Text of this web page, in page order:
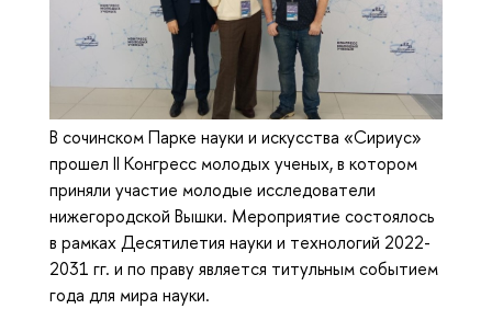
В сочинском Парке науки и искусства «Сириус»
прошел II Конгресс молодых ученых, в котором
приняли участие молодые исследователи
нижегородской Вышки. Мероприятие состоялось
в рамках Десятилетия науки и технологий 2022-
2031 гг. и по праву является титульным событием
года для мира науки.